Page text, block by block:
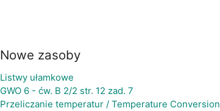
Nowe zasoby
Listwy ułamkowe
GWO 6 - ćw. B 2/2 str. 12 zad. 7
Przeliczanie temperatur / Temperature Conversion